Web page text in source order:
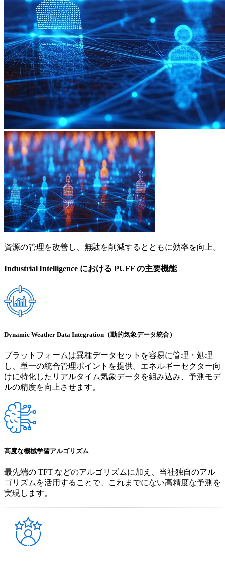
資源の管理を改善し、無駄を削減するとともに効率を向上。
Industrial Intelligence における PUFF の主要機能
Dynamic Weather Data Integration（動的気象データ統合）
プラットフォームは異種データセットを容易に管理・処理
し、単一の統合管理ポイントを提供。エネルギーセクター向
けに特化したリアルタイム気象データを組み込み、予測モデ
ルの精度を向上させます。
高度な機械学習アルゴリズム
最先端の TFT などのアルゴリズムに加え、当社独自のアル
ゴリズムを活用することで、これまでにない高精度な予測を
実現します。